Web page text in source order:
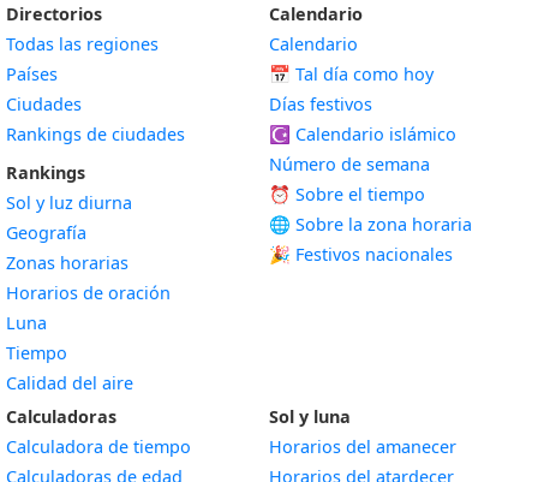
Directorios
Todas las regiones
Países
Ciudades
Rankings de ciudades
Rankings
Sol y luz diurna
Geografía
Zonas horarias
Horarios de oración
Luna
Tiempo
Calidad del aire
Calendario
Calendario
📅 Tal día como hoy
Días festivos
☪️ Calendario islámico
Número de semana
⏰ Sobre el tiempo
🌐 Sobre la zona horaria
🎉 Festivos nacionales
Calculadoras
Calculadora de tiempo
Calculadoras de edad
Sol y luna
Horarios del amanecer
Horarios del atardecer